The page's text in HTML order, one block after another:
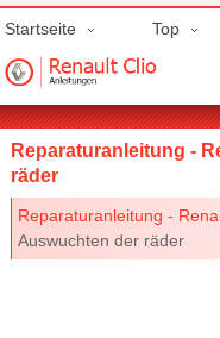
Startseite Top
Reparaturanleitung -
räder
Reparaturanleitung -
Auswuchten der räder